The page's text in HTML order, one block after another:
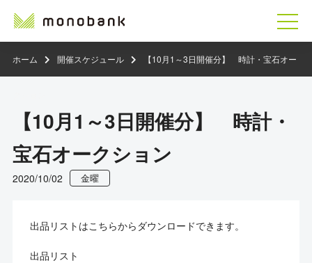
ホーム 開催スケジュール 【10月1～3日開催分】 時計・宝石オー
【10月1～3日開催分】 時計・
宝石オークション
2020/10/02 金曜
出品リストはこちらからダウンロードできます。
出品リスト